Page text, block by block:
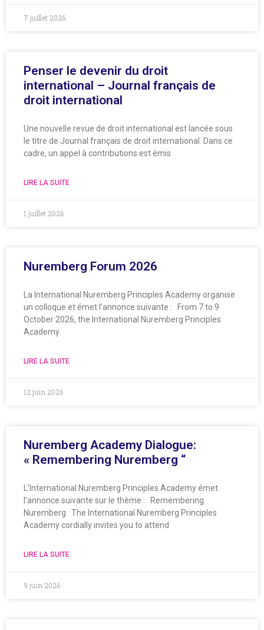
7 juillet 2026
Penser le devenir du droit
international – Journal français de
droit international
Une nouvelle revue de droit international est lancée sous
le titre de Journal français de droit international. Dans ce
cadre, un appel à contributions est émis
LIRE LA SUITE
1 juillet 2026
Nuremberg Forum 2026
La International Nuremberg Principles Academy organise
un colloque et émet l’annonce suivante : From 7 to 9
October 2026, the International Nuremberg Principles
Academy
LIRE LA SUITE
12 juin 2026
Nuremberg Academy Dialogue:
« Remembering Nuremberg “
L’International Nuremberg Principles Academy émet
l’annonce suivante sur le thème : Remembering
Nuremberg The International Nuremberg Principles
Academy cordially invites you to attend
LIRE LA SUITE
9 juin 2026